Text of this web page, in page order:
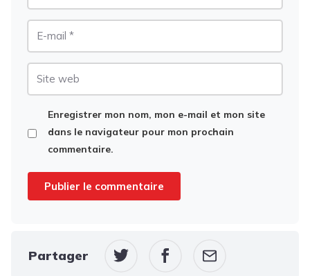
Enregistrer mon nom, mon e-mail et mon site
dans le navigateur pour mon prochain
commentaire.
Partager